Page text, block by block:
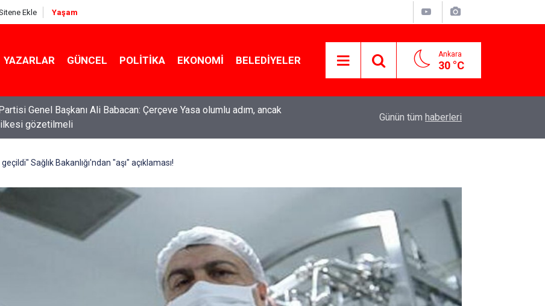
Ekle Yaşam
YAZARLAR GÜNCEL POLITIKA EKONOMI BELEDIYELER Ankara
30 °C
Genel Başkanı Ali Babacan: Çerçeve Yasa olumlu adım, ancak
gözetilmeli
varamayacağımız, gözüne bakamayacağımız
Günün tüm haberleri
Sağlık Bakanlığı'ndan "aşı" açıklaması!